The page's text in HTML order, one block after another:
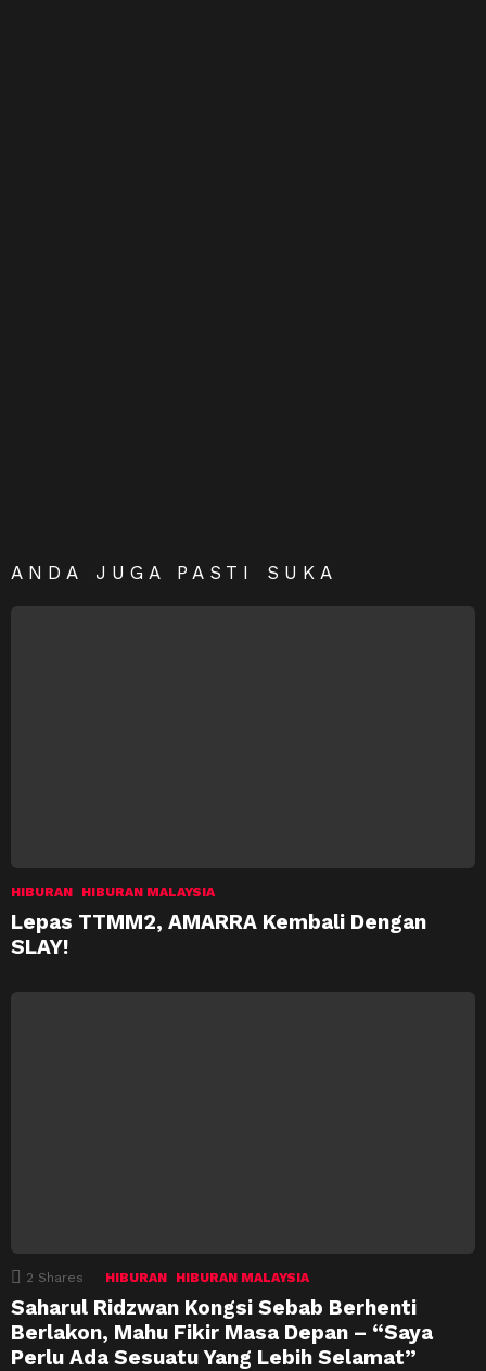
ANDA JUGA PASTI SUKA
HIBURAN HIBURAN MALAYSIA
Lepas TTMM2, AMARRA Kembali Dengan
SLAY!
2 Shares HIBURAN HIBURAN MALAYSIA
Saharul Ridzwan Kongsi Sebab Berhenti
Berlakon, Mahu Fikir Masa Depan – “Saya
Perlu Ada Sesuatu Yang Lebih Selamat”